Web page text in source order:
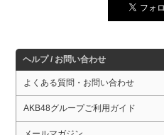
ヘルプ / お問い合わせ
よくある質問・お問い合わせ
AKB48グループご利用ガイド